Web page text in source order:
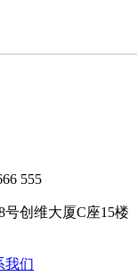
555
号创维大厦C座15楼
我们